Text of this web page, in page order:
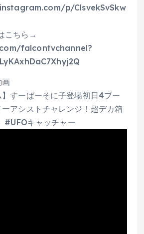
p/ClsvekSvSkw
こちら→
falcontvchannel?
】すーぱーそに子登場初日4ブー
アシストチャレンジ！超デカ箱
#UFOキャッチャー